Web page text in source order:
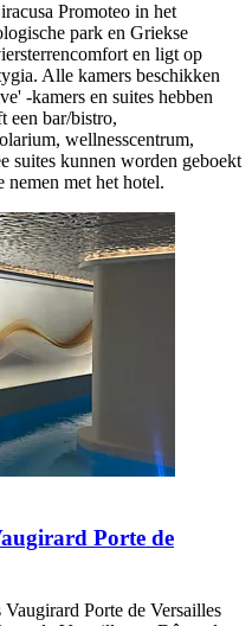
Promoteo in het
park en Griekse
en ligt op
Alle kamers beschikken
-kamers en suites hebben
een bar/bistro,
wellnesscentrum,
suites kunnen worden geboekt
nemen met het hotel.
Porte de
Porte de Versailles